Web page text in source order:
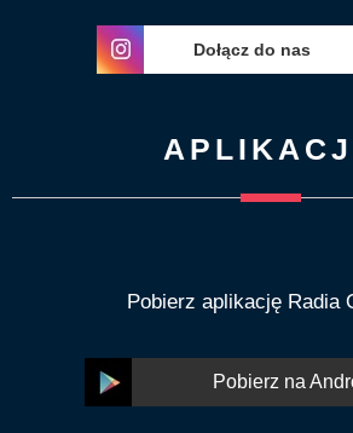
Dołącz do nas
Pobierz aplikację Radia
Pobierz na